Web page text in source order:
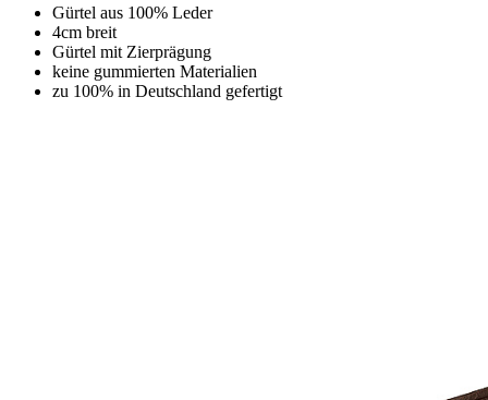
Gürtel aus 100% Leder
4cm breit
Gürtel mit Zierprägung
keine gummierten Materialien
zu 100% in Deutschland gefertigt